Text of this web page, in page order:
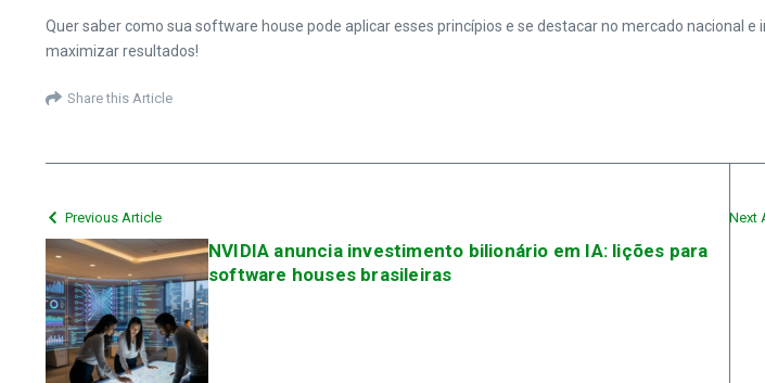
Quer saber como sua software house pode aplicar esses princípios e se destacar no mercado nacional
maximizar resultados!
Share this Article
Previous Article
NVIDIA anuncia investimento bilionário em IA: lições para
software houses brasileiras
Next